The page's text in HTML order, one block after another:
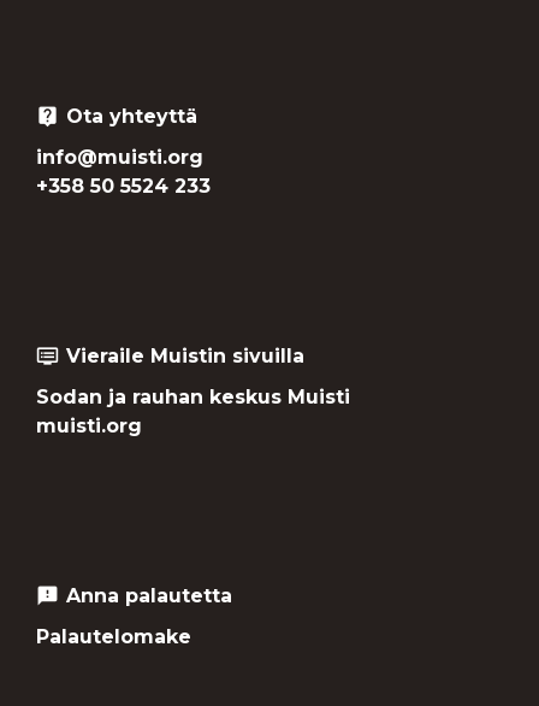
live_help Ota yhteyttä
info@muisti.org
+358 50 5524 233
dvr Vieraile Muistin sivuilla
Sodan ja rauhan keskus Muisti
muisti.org
feedback Anna palautetta
Palautelomake